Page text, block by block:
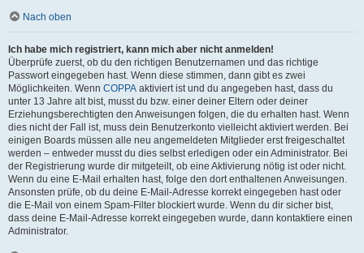
Nach oben
Ich habe mich registriert, kann mich aber nicht anmelden!
Überprüfe zuerst, ob du den richtigen Benutzernamen und das richtige
Passwort eingegeben hast. Wenn diese stimmen, dann gibt es zwei
Möglichkeiten. Wenn COPPA aktiviert ist und du angegeben hast, dass du
unter 13 Jahre alt bist, musst du bzw. einer deiner Eltern oder deiner
Erziehungsberechtigten den Anweisungen folgen, die du erhalten hast. Wenn
dies nicht der Fall ist, muss dein Benutzerkonto vielleicht aktiviert werden. Bei
einigen Boards müssen alle neu angemeldeten Mitglieder erst freigeschaltet
werden – entweder musst du dies selbst erledigen oder ein Administrator. Bei
der Registrierung wurde dir mitgeteilt, ob eine Aktivierung nötig ist oder nicht.
Wenn du eine E-Mail erhalten hast, folge den dort enthaltenen Anweisungen.
Ansonsten prüfe, ob du deine E-Mail-Adresse korrekt eingegeben hast oder
die E-Mail von einem Spam-Filter blockiert wurde. Wenn du dir sicher bist,
dass deine E-Mail-Adresse korrekt eingegeben wurde, dann kontaktiere einen
Administrator.